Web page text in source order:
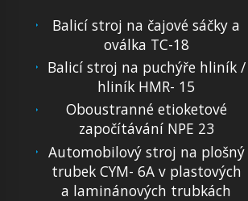
Balicí stroj na čajové sáčky a
oválka TC-18
Balicí stroj na puchýře hliník /
hliník HMR- 15
Oboustranné etioketové
započítávání NPE 23
Automobilový stroj na plošný
trubek CYM- 6A v plastových
a laminánových trubkách